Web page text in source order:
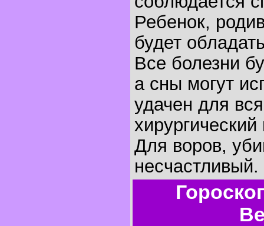
Ребенок,
будет
Все болезни
а сны могут
удачен для
Для воров,
несчастливый.